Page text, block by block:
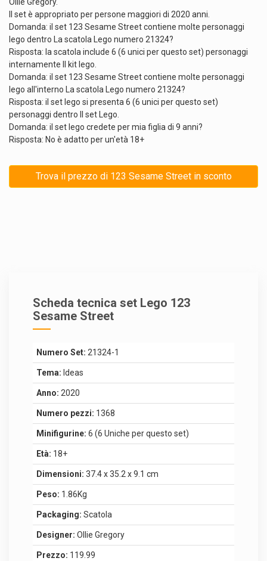
Ollie Gregory.
Il set è appropriato per persone maggiori di 2020 anni.
Domanda: il set 123 Sesame Street contiene molte personaggi
lego dentro La scatola Lego numero 21324?
Risposta: la scatola include 6 (6 unici per questo set) personaggi
internamente Il kit lego.
Domanda: il set 123 Sesame Street contiene molte personaggi
lego all'interno La scatola Lego numero 21324?
Risposta: il set lego si presenta 6 (6 unici per questo set)
personaggi dentro Il set Lego.
Domanda: il set lego credete per mia figlia di 9 anni?
Risposta: No è adatto per un'età 18+
Trova il prezzo di 123 Sesame Street in sconto
Scheda tecnica set Lego 123
Sesame Street
Numero Set: 21324-1
Tema: Ideas
Anno: 2020
Numero pezzi: 1368
Minifigurine: 6 (6 Uniche per questo set)
Età: 18+
Dimensioni: 37.4 x 35.2 x 9.1 cm
Peso: 1.86Kg
Packaging: Scatola
Designer: Ollie Gregory
Prezzo: 119.99